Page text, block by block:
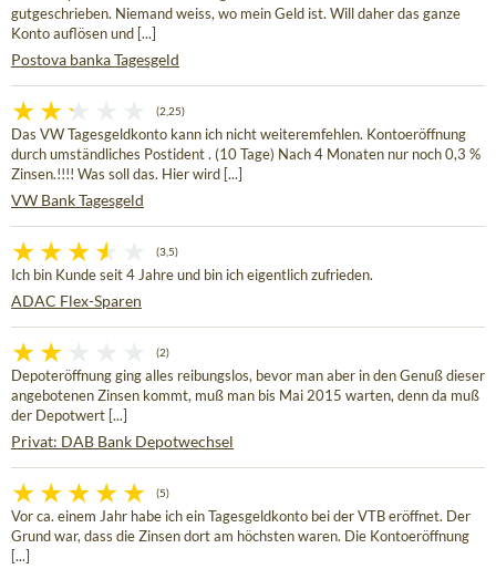
gutgeschrieben. Niemand weiss, wo mein Geld ist. Will daher das ganze
Konto auflösen und [...]
Postova banka Tagesgeld
(2,25)
Das VW Tagesgeldkonto kann ich nicht weiteremfehlen. Kontoeröffnung
durch umständliches Postident . (10 Tage) Nach 4 Monaten nur noch 0,3 %
Zinsen.!!!! Was soll das. Hier wird [...]
VW Bank Tagesgeld
(3,5)
Ich bin Kunde seit 4 Jahre und bin ich eigentlich zufrieden.
ADAC Flex-Sparen
(2)
Depoteröffnung ging alles reibungslos, bevor man aber in den Genuß dieser
angebotenen Zinsen kommt, muß man bis Mai 2015 warten, denn da muß
der Depotwert [...]
Privat: DAB Bank Depotwechsel
(5)
Vor ca. einem Jahr habe ich ein Tagesgeldkonto bei der VTB eröffnet. Der
Grund war, dass die Zinsen dort am höchsten waren. Die Kontoeröffnung
[...]